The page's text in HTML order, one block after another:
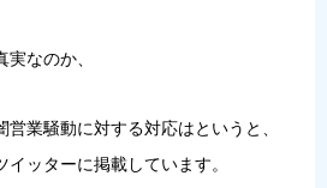
なのか、
業騒動に対する対応はというと、
ッターに掲載しています。